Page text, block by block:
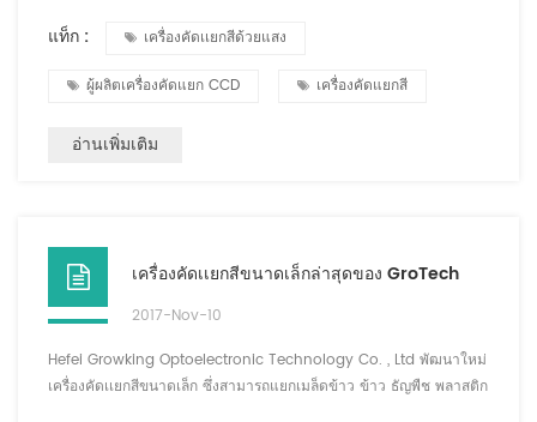
แบรนด์ของตนเองเป็นวิธีเดียวที่จะหลีกเลี่ยงการถูกกำจัดในการแข่งขัน
การพัฒนาในระยะยาวของวิสาหกิจ ผู้ผลิตข้าวในประเทศและต่าง
แท็ก : เครื่องคัดเเยกสีด้วยแสง
ผู้ผลิตเครื่องคัดแยก CCD เครื่องคัดแยกสี
อ่านเพิ่มเติม
เครื่องคัดเเยกสีขนาดเล็กล่าสุดของ GroTech
2017-Nov-10
Hefei Growking Optoelectronic Technology Co. , Ltd พัฒนาใหม่
เครื่องคัดเเยกสีขนาดเล็ก ซึ่งสามารถแยกเมล็ดข้าว ข้าว ธัญพืช พลาสติก